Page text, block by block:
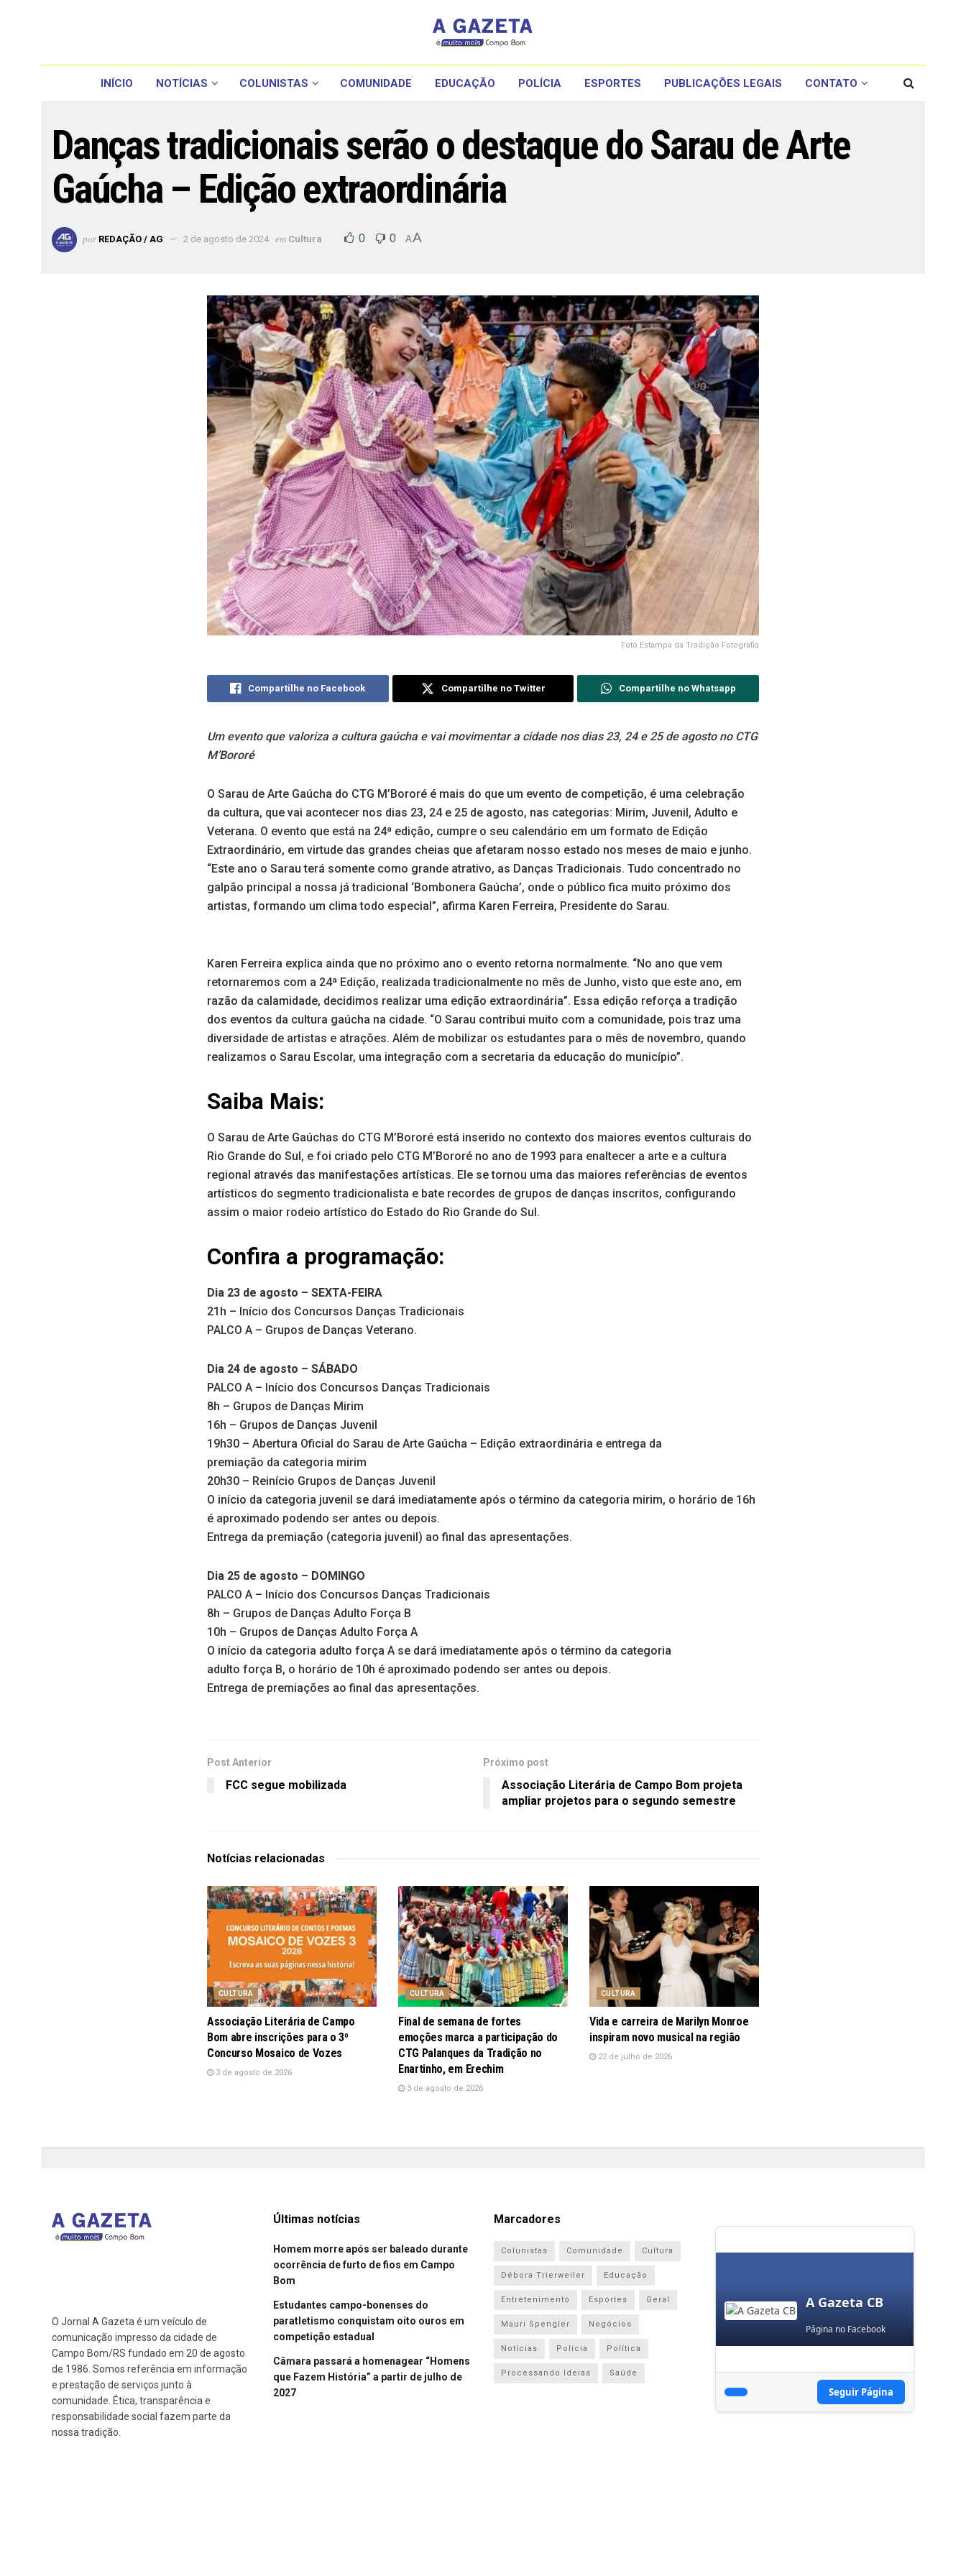
INÍCIO NOTÍCIAS COLUNISTAS COMUNIDADE EDUCAÇÃO POLÍCIA ESPORTES PUBLICAÇÕES LEGAIS CONTATO
Danças tradicionais serão o destaque do Sarau de Arte
Gaúcha – Edição extraordinária
por REDAÇÃO / AG 2 de agosto de 2024 em Cultura 0 0 AA
Foto Estampa da Tradição Fotografia
Compartilhe no Facebook Compartilhe no Twitter Compartilhe no Whatsapp
Um evento que valoriza a cultura gaúcha e vai movimentar a cidade nos dias 23, 24 e 25 de agosto no CTG
M’Bororé
O Sarau de Arte Gaúcha do CTG M’Bororé é mais do que um evento de competição, é uma celebração
da cultura, que vai acontecer nos dias 23, 24 e 25 de agosto, nas categorias: Mirim, Juvenil, Adulto e
Veterana. O evento que está na 24ª edição, cumpre o seu calendário em um formato de Edição
Extraordinário, em virtude das grandes cheias que afetaram nosso estado nos meses de maio e junho.
“Este ano o Sarau terá somente como grande atrativo, as Danças Tradicionais. Tudo concentrado no
galpão principal a nossa já tradicional ‘Bombonera Gaúcha’, onde o público fica muito próximo dos
artistas, formando um clima todo especial”, afirma Karen Ferreira, Presidente do Sarau.
Karen Ferreira explica ainda que no próximo ano o evento retorna normalmente. “No ano que vem
retornaremos com a 24ª Edição, realizada tradicionalmente no mês de Junho, visto que este ano, em
razão da calamidade, decidimos realizar uma edição extraordinária”. Essa edição reforça a tradição
dos eventos da cultura gaúcha na cidade. “O Sarau contribui muito com a comunidade, pois traz uma
diversidade de artistas e atrações. Além de mobilizar os estudantes para o mês de novembro, quando
realizamos o Sarau Escolar, uma integração com a secretaria da educação do município”.
Saiba Mais:
O Sarau de Arte Gaúchas do CTG M’Bororé está inserido no contexto dos maiores eventos culturais do
Rio Grande do Sul, e foi criado pelo CTG M’Bororé no ano de 1993 para enaltecer a arte e a cultura
regional através das manifestações artísticas. Ele se tornou uma das maiores referências de eventos
artísticos do segmento tradicionalista e bate recordes de grupos de danças inscritos, configurando
assim o maior rodeio artístico do Estado do Rio Grande do Sul.
Confira a programação:
Dia 23 de agosto – SEXTA-FEIRA
21h – Início dos Concursos Danças Tradicionais
PALCO A – Grupos de Danças Veterano.
Dia 24 de agosto – SÁBADO
PALCO A – Início dos Concursos Danças Tradicionais
8h – Grupos de Danças Mirim
16h – Grupos de Danças Juvenil
19h30 – Abertura Oficial do Sarau de Arte Gaúcha – Edição extraordinária e entrega da
premiação da categoria mirim
20h30 – Reinício Grupos de Danças Juvenil
O início da categoria juvenil se dará imediatamente após o término da categoria mirim, o horário de 16h
é aproximado podendo ser antes ou depois.
Entrega da premiação (categoria juvenil) ao final das apresentações.
Dia 25 de agosto – DOMINGO
PALCO A – Início dos Concursos Danças Tradicionais
8h – Grupos de Danças Adulto Força B
10h – Grupos de Danças Adulto Força A
O início da categoria adulto força A se dará imediatamente após o término da categoria
adulto força B, o horário de 10h é aproximado podendo ser antes ou depois.
Entrega de premiações ao final das apresentações.
Post Anterior
FCC segue mobilizada
Próximo post
Associação Literária de Campo Bom projeta
ampliar projetos para o segundo semestre
Notícias relacionadas
CULTURA
Associação Literária de Campo
Bom abre inscrições para o 3º
Concurso Mosaico de Vozes
3 de agosto de 2026
CULTURA
Final de semana de fortes
emoções marca a participação do
CTG Palanques da Tradição no
Enartinho, em Erechim
3 de agosto de 2026
CULTURA
Vida e carreira de Marilyn Monroe
inspiram novo musical na região
22 de julho de 2026
O Jornal A Gazeta é um veículo de
comunicação impresso da cidade de
Campo Bom/RS fundado em 20 de agosto
de 1986. Somos referência em informação
e prestação de serviços junto à
comunidade. Ética, transparência e
responsabilidade social fazem parte da
nossa tradição.
Últimas notícias
Homem morre após ser baleado durante
ocorrência de furto de fios em Campo
Bom
Estudantes campo-bonenses do
paratletismo conquistam oito ouros em
competição estadual
Câmara passará a homenagear “Homens
que Fazem História” a partir de julho de
2027
Marcadores
Colunistas Comunidade Cultura
Débora Trierweiler Educação
Entretenimento Esportes Geral
Mauri Spengler Negócios
Notícias Polícia Política
Processando Ideias Saúde
A Gazeta CB
Página no Facebook
Seguir Página